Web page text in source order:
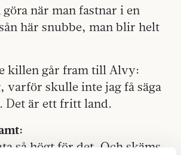
göra när man fastnar i en
här snubbe, man blir helt
killen går fram till Alvy:
varför skulle inte jag få säga
Det är ett fritt land.
så högt för det. Och skäms